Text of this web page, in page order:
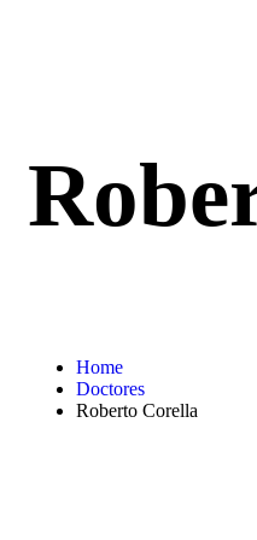
Home
Doctores
Roberto Corella